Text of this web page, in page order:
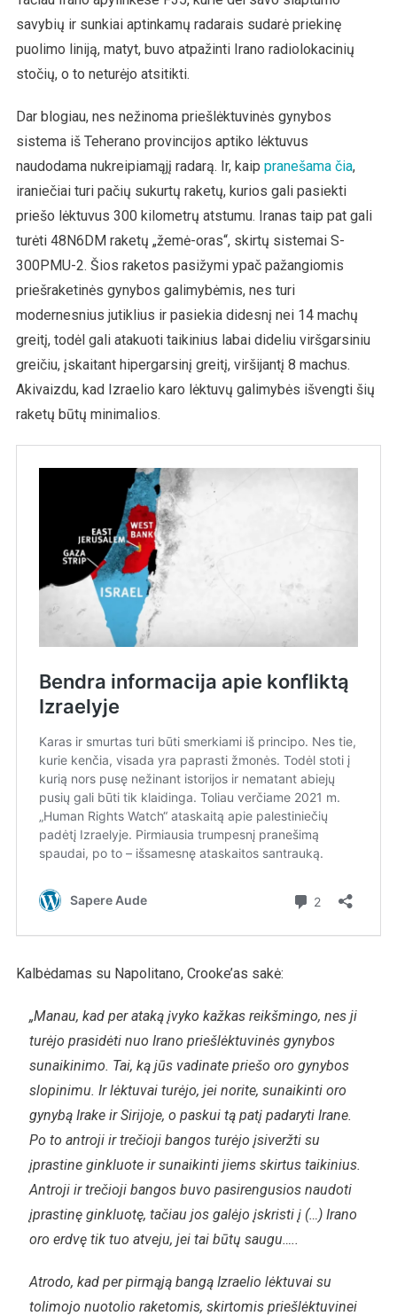
savybių ir sunkiai aptinkamų radarais sudarė priekinę
puolimo liniją, matyt, buvo atpažinti Irano radiolokacinių
stočių, o to neturėjo atsitikti.
Dar blogiau, nes nežinoma priešlėktuvinės gynybos
sistema iš Teherano provincijos aptiko lėktuvus
naudodama nukreipiamąjį radarą. Ir, kaip pranešama čia,
iraniečiai turi pačių sukurtų raketų, kurios gali pasiekti
priešo lėktuvus 300 kilometrų atstumu. Iranas taip pat gali
turėti 48N6DM raketų „žemė-oras“, skirtų sistemai S-
300PMU-2. Šios raketos pasižymi ypač pažangiomis
priešraketinės gynybos galimybėmis, nes turi
modernesnius jutiklius ir pasiekia didesnį nei 14 machų
greitį, todėl gali atakuoti taikinius labai dideliu viršgarsiniu
greičiu, įskaitant hipergarsinį greitį, viršijantį 8 machus.
Akivaizdu, kad Izraelio karo lėktuvų galimybės išvengti šių
raketų būtų minimalios.
Kalbėdamas su Napolitano, Crooke’as sakė:
„Manau, kad per ataką įvyko kažkas reikšmingo, nes ji
turėjo prasidėti nuo Irano priešlėktuvinės gynybos
sunaikinimo. Tai, ką jūs vadinate priešo oro gynybos
slopinimu. Ir lėktuvai turėjo, jei norite, sunaikinti oro
gynybą Irake ir Sirijoje, o paskui tą patį padaryti Irane.
Po to antroji ir trečioji bangos turėjo įsiveržti su
įprastine ginkluote ir sunaikinti jiems skirtus taikinius.
Antroji ir trečioji bangos buvo pasirengusios naudoti
įprastinę ginkluotę, tačiau jos galėjo įskristi į (…) Irano
oro erdvę tik tuo atveju, jei tai būtų saugu…..
Atrodo, kad per pirmąją bangą Izraelio lėktuvai su
tolimojo nuotolio raketomis, skirtomis priešlėktuvinei